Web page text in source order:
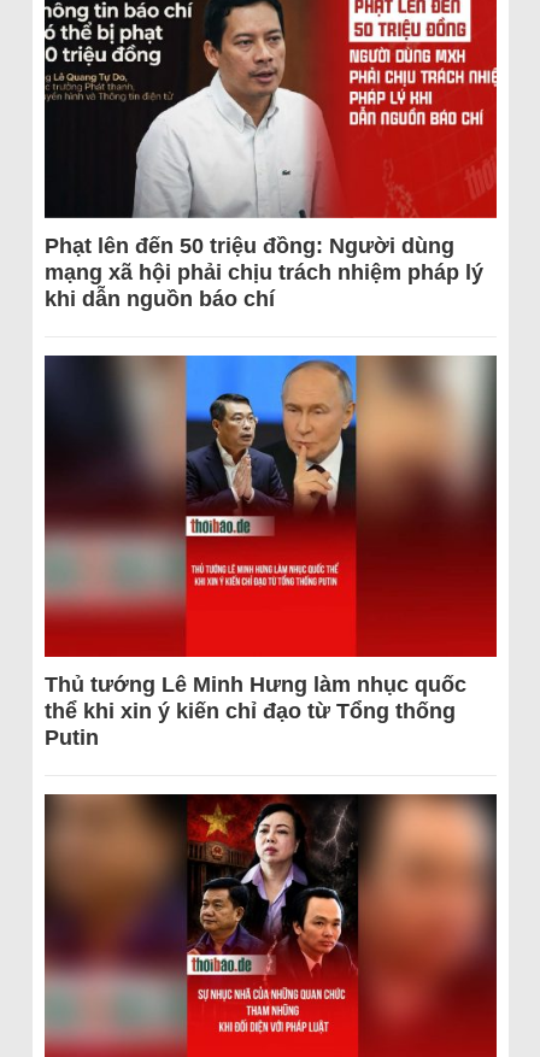
Phạt lên đến 50 triệu đồng: Người dùng
mạng xã hội phải chịu trách nhiệm pháp lý
khi dẫn nguồn báo chí
Thủ tướng Lê Minh Hưng làm nhục quốc
thể khi xin ý kiến chỉ đạo từ Tổng thống
Putin